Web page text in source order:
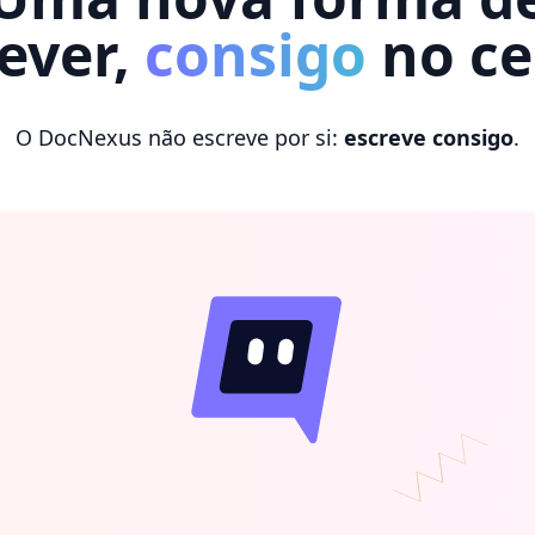
consigo no
O DocNexus não escreve por si: escreve consigo.